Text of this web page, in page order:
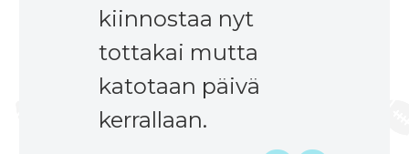
kiinnostaa nyt
tottakai mutta
katotaan päivä
kerrallaan.